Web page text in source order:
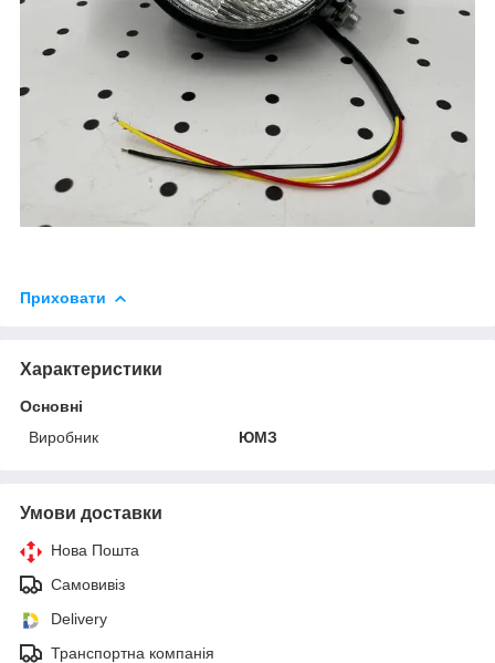
Приховати
Характеристики
Основні
Виробник
ЮМЗ
Умови доставки
Нова Пошта
Самовивіз
Delivery
Транспортна компанія